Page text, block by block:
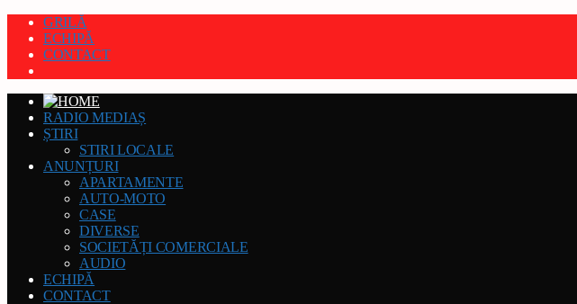
GRILĂ
ECHIPĂ
CONTACT
RADIO MEDIAȘ
ȘTIRI
STIRI LOCALE
ANUNȚURI
APARTAMENTE
AUTO-MOTO
CASE
DIVERSE
SOCIETĂȚI COMERCIALE
AUDIO
ECHIPĂ
CONTACT